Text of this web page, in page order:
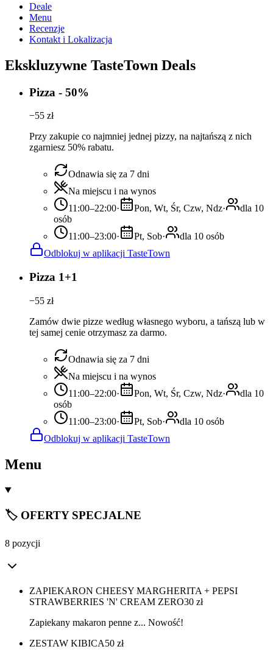
Deale
Menu
Recenzje
Kontakt i Lokalizacja
Ekskluzywne TasteTown Deals
Pizza - 50%
−55 zł
Przy zakupie co najmniej jednej pizzy, na najtańszą z nich
zgarniesz 50% rabatu.
Odnawia się za 7 dni
Na miejscu i na wynos
11:00–22:00· Pon, Wt, Śr, Czw, Ndz·
dla 10
osób
11:00–23:00· Pt, Sob·
dla 10 osób
Odblokuj w aplikacji TasteTown
Pizza 1+1
−55 zł
Zamów dwie pizze według własnego wyboru, a tańszą lub w
tej samej cenie otrzymasz za darmo.
Odnawia się za 7 dni
Na miejscu i na wynos
11:00–22:00· Pon, Wt, Śr, Czw, Ndz·
dla 10
osób
11:00–23:00· Pt, Sob·
dla 10 osób
Odblokuj w aplikacji TasteTown
Menu
🏷️ OFERTY SPECJALNE
8 pozycji
ZAPIEKARON CHEESY MARGHERITA + PEPSI
STRAWBERRIES 'N' CREAM ZERO30 zł
Zapiekany makaron penne z... Nowość!
ZESTAW KIBICA50 zł